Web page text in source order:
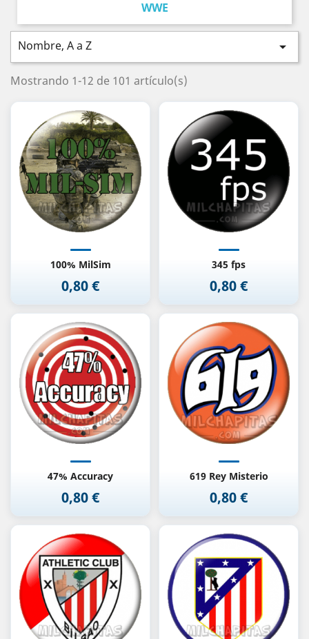
WWE
Nombre, A a Z 
Mostrando 1-12 de 101 artículo(s)
100% MilSim
Precio
0,80 €
345 fps
Precio
0,80 €
47% Accuracy
Precio
0,80 €
619 Rey Misterio
Precio
0,80 €